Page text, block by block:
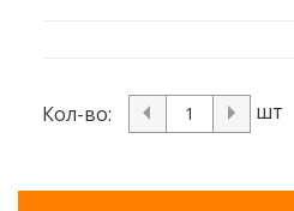
Кол-во: шт